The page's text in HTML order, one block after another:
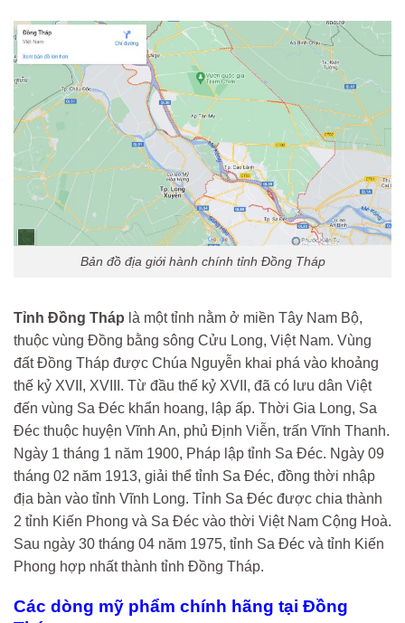
Bản đồ địa giới hành chính tỉnh Đồng Tháp
Tỉnh Đồng Tháp là một tỉnh nằm ở miền Tây Nam Bộ,
thuộc vùng Đồng bằng sông Cửu Long, Việt Nam. Vùng
đất Đồng Tháp được Chúa Nguyễn khai phá vào khoảng
thế kỷ XVII, XVIII. Từ đầu thế kỷ XVII, đã có lưu dân Việt
đến vùng Sa Đéc khẩn hoang, lập ấp. Thời Gia Long, Sa
Đéc thuộc huyện Vĩnh An, phủ Định Viễn, trấn Vĩnh Thanh.
Ngày 1 tháng 1 năm 1900, Pháp lập tỉnh Sa Đéc. Ngày 09
tháng 02 năm 1913, giải thể tỉnh Sa Đéc, đồng thời nhập
địa bàn vào tỉnh Vĩnh Long. Tỉnh Sa Đéc được chia thành
2 tỉnh Kiến Phong và Sa Đéc vào thời Việt Nam Cộng Hoà.
Sau ngày 30 tháng 04 năm 1975, tỉnh Sa Đéc và tỉnh Kiến
Phong hợp nhất thành tỉnh Đồng Tháp.
Các dòng mỹ phẩm chính hãng tại Đồng